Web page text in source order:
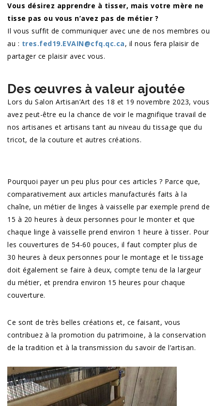
Vous désirez apprendre à tisser, mais votre mère ne
tisse pas ou vous n’avez pas de métier ?
Il vous suffit de communiquer avec une de nos membres ou
au : tres.fed19.EVAIN@cfq.qc.ca, il nous fera plaisir de
partager ce plaisir avec vous.
Des œuvres à valeur ajoutée
Lors du Salon Artisan’Art des 18 et 19 novembre 2023, vous
avez peut-être eu la chance de voir le magnifique travail de
nos artisanes et artisans tant au niveau du tissage que du
tricot, de la couture et autres créations.
Pourquoi payer un peu plus pour ces articles ? Parce que,
comparativement aux articles manufacturés faits à la
chaîne, un métier de linges à vaisselle par exemple prend de
15 à 20 heures à deux personnes pour le monter et que
chaque linge à vaisselle prend environ 1 heure à tisser. Pour
les couvertures de 54-60 pouces, il faut compter plus de
30 heures à deux personnes pour le montage et le tissage
doit également se faire à deux, compte tenu de la largeur
du métier, et prendra environ 15 heures pour chaque
couverture.
Ce sont de très belles créations et, ce faisant, vous
contribuez à la promotion du patrimoine, à la conservation
de la tradition et à la transmission du savoir de l’artisan.